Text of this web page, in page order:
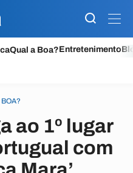
Qual a Boa?Entretenimento
ao 1º lugar
com